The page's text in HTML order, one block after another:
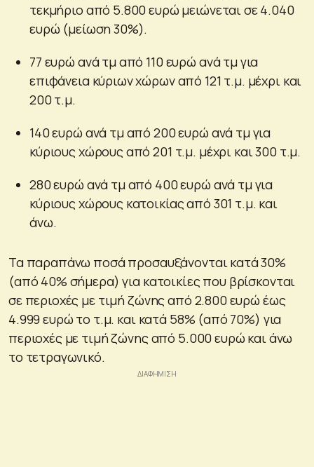
τεκμήριο από 5.800 ευρώ μειώνεται σε 4.040
ευρώ (μείωση 30%).
77 ευρώ ανά τμ από 110 ευρώ ανά τμ για
επιφάνεια κύριων χώρων από 121 τ.μ. μέχρι και
200 τ.μ.
140 ευρώ ανά τμ από 200 ευρώ ανά τμ για
κύριους χώρους από 201 τ.μ. μέχρι και 300 τ.μ.
280 ευρώ ανά τμ από 400 ευρώ ανά τμ για
κύριους χώρους κατοικίας από 301 τ.μ. και
άνω.
Τα παραπάνω ποσά προσαυξάνονται κατά 30%
(από 40% σήμερα) για κατοικίες που βρίσκονται
σε περιοχές με τιμή ζώνης από 2.800 ευρώ έως
4.999 ευρώ το τ.μ. και κατά 58% (από 70%) για
περιοχές με τιμή ζώνης από 5.000 ευρώ και άνω
το τετραγωνικό.